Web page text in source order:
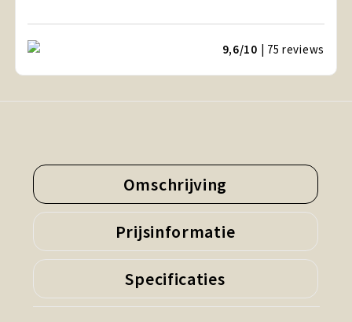
9,6/10 | 75reviews
Omschrijving
Prijsinformatie
Specificaties